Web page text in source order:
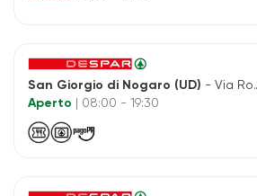
San Giorgio di Nogaro (UD) - Via Roma, 31
Aperto
| 08:00 - 19:30